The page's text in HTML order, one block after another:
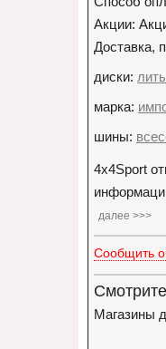
Акции:
Доставка,
диски:
марка:
шины:
4x4Sport
далее >>>
Сообщить
Магазины